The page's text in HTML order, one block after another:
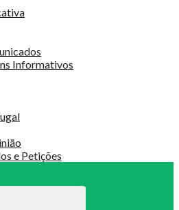
Informativos
e Petições